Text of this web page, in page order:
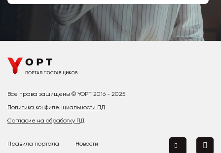
Все права защищены © YOPT 2016 - 2025
Политика конфиденциальности ПД
Согласие на обработку ПД
Правила портала Новости